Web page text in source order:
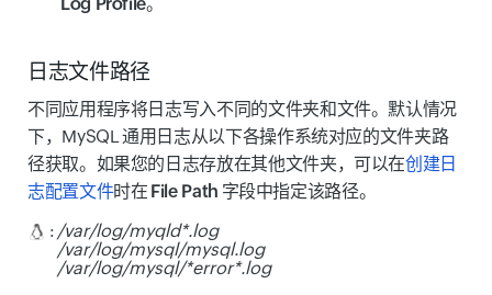
日志文件路径
不同应用程序将日志写入不同的文件夹和文件。默认情况
下，MySQL 通用日志从以下各操作系统对应的文件夹路
径获取。如果您的日志存放在其他文件夹，可以在创建日
志配置文件时在 File Path 字段中指定该路径。
: /var/log/myqld*.log
/var/log/mysql/mysql.log
/var/log/mysql/*error*.log